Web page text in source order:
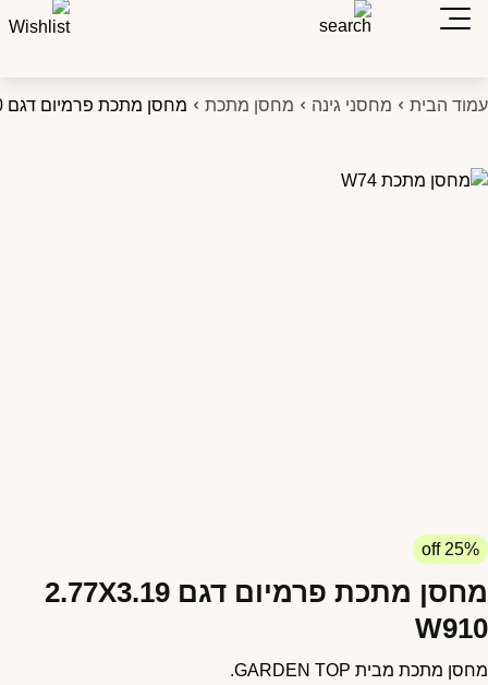
הבית מחסני גינה מחסן מתכת מחסן מתכת פרמיום דגם 2.77X3.19 W910
25% off
מחסן מתכת פרמיום דגם 2.77X3.19
מתכת מבית GARDEN TOP
.